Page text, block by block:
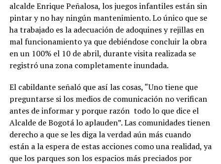
alcalde Enrique Peñalosa, los juegos infantiles están sin
pintar y no hay ningún mantenimiento. Lo único que se
ha trabajado es la adecuación de adoquines y rejillas en
mal funcionamiento ya que debiéndose concluir la obra
en un 100% el 10 de abril, durante visita realizada se
registró una zona completamente inundada.
El cabildante señaló que así las cosas, “Uno tiene que
preguntarse si los medios de comunicación no verifican
antes de informar y porque razón todo lo que dice el
Alcalde de Bogotá lo aplauden”. Las comunidades tienen
derecho a que se les diga la verdad aún más cuando
están a la espera de estas acciones como una realidad, ya
que los parques son los espacios más preciados por